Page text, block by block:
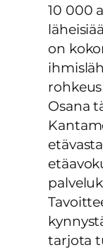
10 000
on
Osana
tarjota